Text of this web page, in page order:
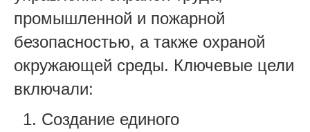
промышленной и пожарной
безопасностью, а также охраной
окружающей среды. Ключевые цели
включали:
Создание единого